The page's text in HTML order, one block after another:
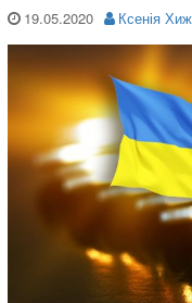
19.05.2020 Ксенія